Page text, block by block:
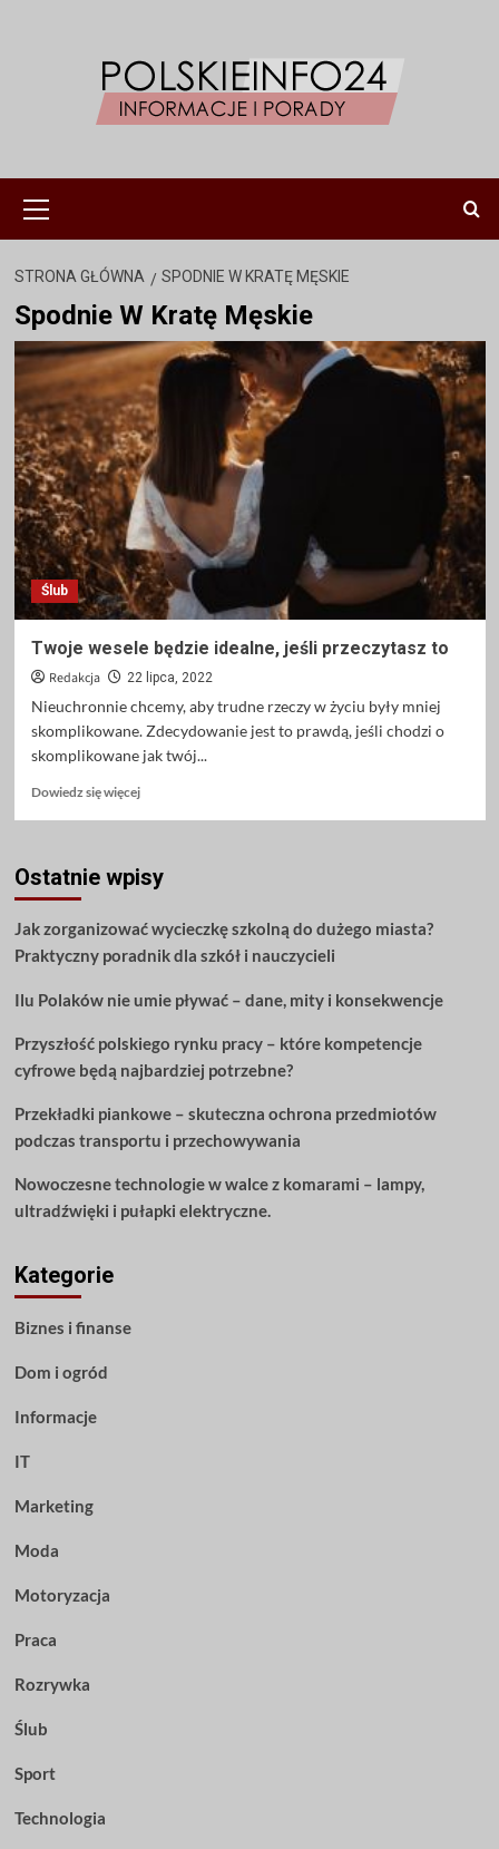
główne
STRONA GŁÓWNA SPODNIE W KRATĘ MĘSKIE
Spodnie W Kratę Męskie
Ślub
Twoje wesele będzie idealne, jeśli przeczytasz to
Redakcja 22 lipca, 2022
Nieuchronnie chcemy, aby trudne rzeczy w życiu były mniej
skomplikowane. Zdecydowanie jest to prawdą, jeśli chodzi o
skomplikowane jak twój...
Dowiedz się więcejDowiedz
Twoje
wesele
idealne,
jeśli
to
Ostatnie wpisy
Jak zorganizować wycieczkę szkolną do dużego miasta?
Praktyczny poradnik dla szkół i nauczycieli
Ilu Polaków nie umie pływać – dane, mity i konsekwencje
Przyszłość polskiego rynku pracy – które kompetencje
cyfrowe będą najbardziej potrzebne?
Przekładki piankowe – skuteczna ochrona przedmiotów
podczas transportu i przechowywania
Nowoczesne technologie w walce z komarami – lampy,
ultradźwięki i pułapki elektryczne.
Kategorie
Biznes i finanse
Dom i ogród
Informacje
IT
Marketing
Moda
Motoryzacja
Praca
Rozrywka
Ślub
Sport
Technologia